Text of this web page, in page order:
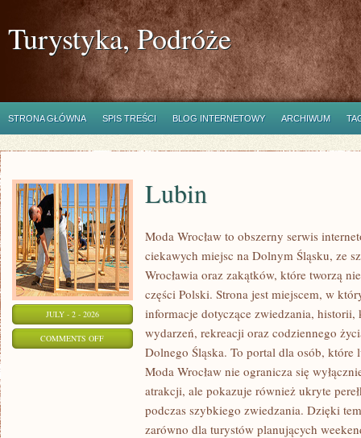
Turystyka, Podróże
STRONA GŁÓWNA SPIS TREŚCI BLOG INTERNETOWY ARCHIWUM
JULY - 2 - 2026
COMMENTS OFFON
Lubin
Moda Wrocław to obszerny serwis
ciekawych miejsc na Dolnym Śląsku, ze
Wrocławia oraz zakątków, które tworzą
części Polski. Strona jest miejscem, w
informacje dotyczące zwiedzania,
wydarzeń, rekreacji oraz codziennego
Dolnego Śląska. To portal dla osób,
Moda Wrocław nie ogranicza się
atrakcji, ale pokazuje również ukryte
podczas szybkiego zwiedzania. Dzięki
zarówno dla turystów planujących